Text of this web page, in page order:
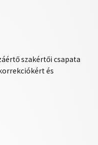
szakértői csapata
és